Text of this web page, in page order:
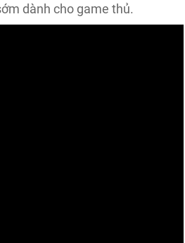
dành cho game thủ.